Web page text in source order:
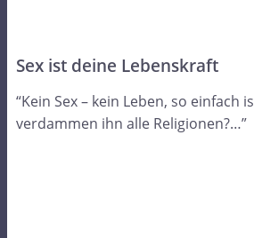
Sex ist deine Lebenskraft
“Kein Sex – kein Leben, so einfach
verdammen ihn alle Religionen?…”